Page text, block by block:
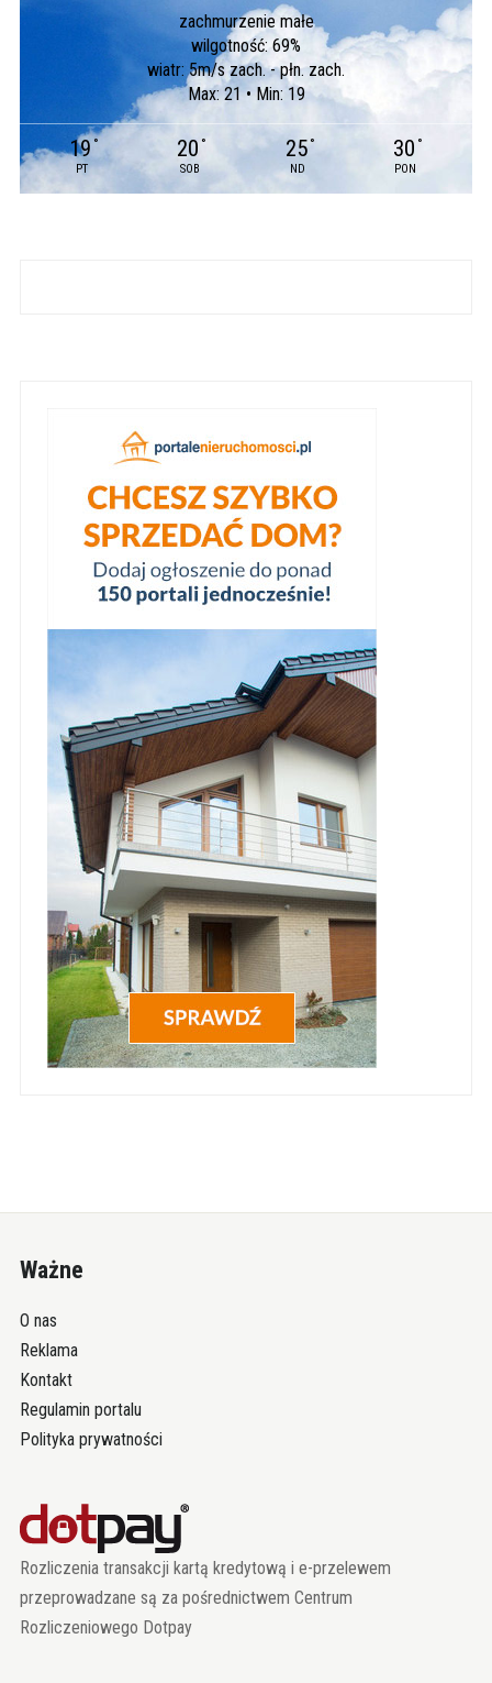
zachmurzenie małe
wilgotność: 69%
wiatr: 5m/s zach. - płn. zach.
Max: 21 • Min: 19
19 °
PT
20 °
SOB
25 °
ND
30 °
PON
Ważne
O nas
Reklama
Kontakt
Regulamin portalu
Polityka prywatności
Rozliczenia transakcji kartą kredytową i e-przelewem
przeprowadzane są za pośrednictwem Centrum
Rozliczeniowego Dotpay